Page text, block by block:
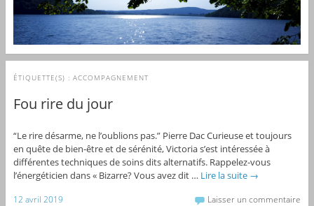
ÉTIQUETTE(S) : ACCOMPAGNEMENT
Fou rire du jour
“Le rire désarme, ne l’oublions pas.” Pierre Dac Curieuse et toujours
en quête de bien-être et de sérénité, Victoria s’est intéressée à
différentes techniques de soins dits alternatifs. Rappelez-vous
l’énergéticien dans « Bizarre? Vous avez dit … Lire la suite →
12 avril 2019 Laisser un commentaire